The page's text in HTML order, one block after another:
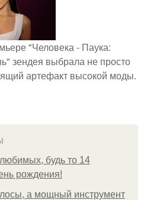
"Человека - Паука:
зендея выбрала не просто
артефакт высокой моды.
будь то 14
рождения!
а мощный инструмент